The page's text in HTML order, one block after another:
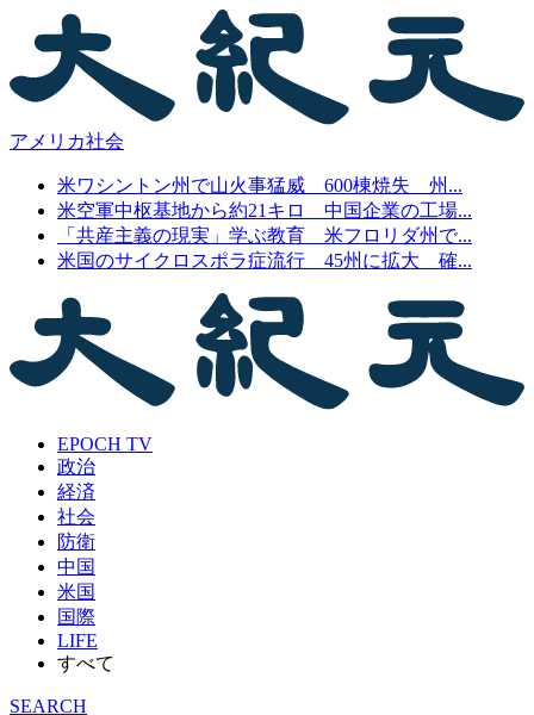
アメリカ社会
米ワシントン州で山火事猛威 600棟焼失 州...
米空軍中枢基地から約21キロ 中国企業の工場...
「共産主義の現実」学ぶ教育 米フロリダ州で...
米国のサイクロスポラ症流行 45州に拡大 確...
EPOCH TV
政治
経済
社会
防衛
中国
米国
国際
LIFE
すべて
SEARCH